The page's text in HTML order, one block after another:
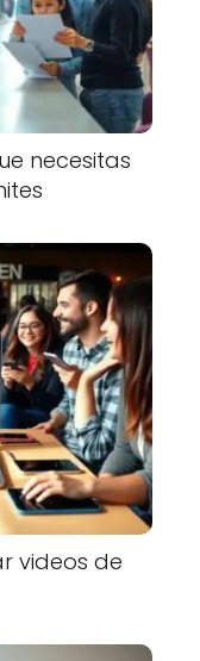
necesitas
videos de